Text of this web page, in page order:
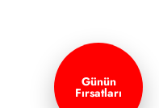
Günün
Fırsatları